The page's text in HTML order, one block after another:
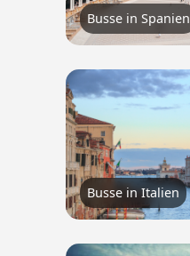
Busse in Spanien
Busse in Italien